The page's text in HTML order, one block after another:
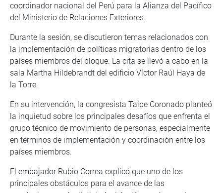
coordinador nacional del Perú para la Alianza del Pacífico
del Ministerio de Relaciones Exteriores.
Durante la sesión, se discutieron temas relacionados con
la implementación de políticas migratorias dentro de los
países miembros del bloque. La cita se llevó a cabo en la
sala Martha Hildebrandt del edificio Víctor Raúl Haya de
la Torre.
En su intervención, la congresista Taipe Coronado planteó
la inquietud sobre los principales desafíos que enfrenta el
grupo técnico de movimiento de personas, especialmente
en términos de implementación y coordinación entre los
países miembros.
El embajador Rubio Correa explicó que uno de los
principales obstáculos para el avance de las